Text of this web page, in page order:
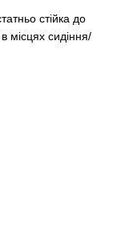
стійка до
місцях сидіння/